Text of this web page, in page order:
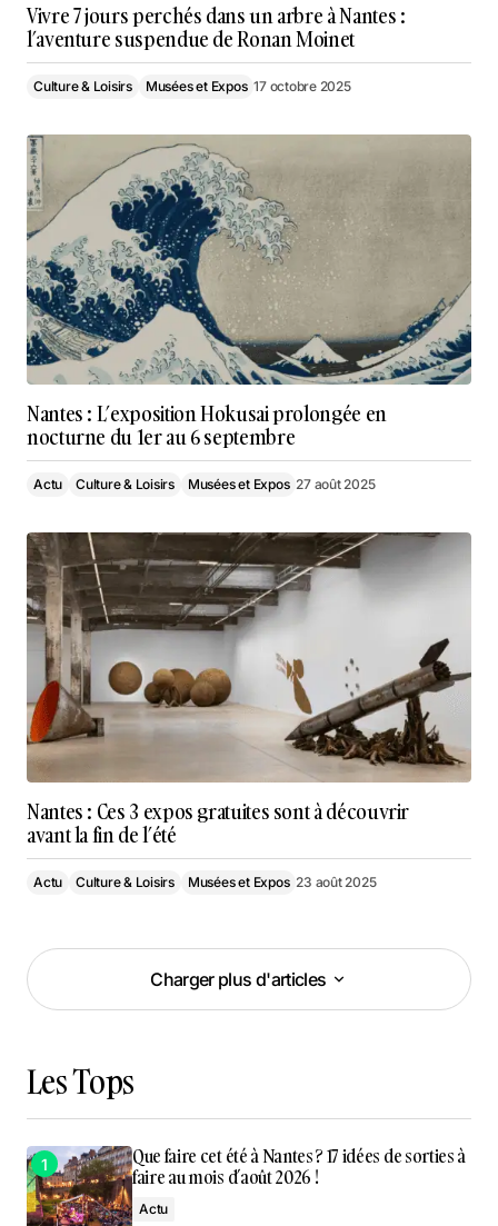
Vivre 7 jours perchés dans un arbre à Nantes :
l’aventure suspendue de Ronan Moinet
Culture & Loisirs Musées et Expos 17 octobre 2025
Nantes : L’exposition Hokusai prolongée en
nocturne du 1er au 6 septembre
Actu Culture & Loisirs Musées et Expos 27 août 2025
Nantes : Ces 3 expos gratuites sont à découvrir
avant la fin de l’été
Actu Culture & Loisirs Musées et Expos 23 août 2025
Charger plus d'articles
Charger plus d'articles
Les Tops
Que faire cet été à Nantes ? 17 idées de sorties à
faire au mois d’août 2026 !
Actu